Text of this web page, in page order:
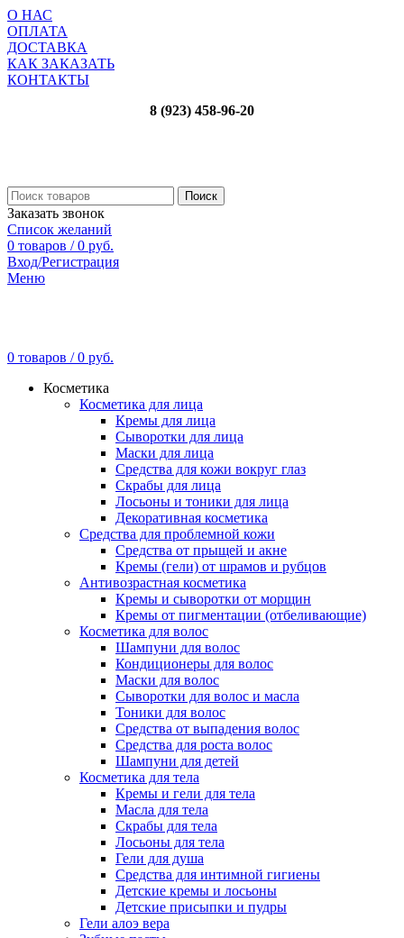
О НАС
ОПЛАТА
ДОСТАВКА
КАК ЗАКАЗАТЬ
КОНТАКТЫ
8 (923) 458-96-20
Поиск
Заказать звонок
Список желаний
0 товаров / 0 руб.
Вход/Регистрация
Меню
0 товаров / 0 руб.
Косметика
Косметика для лица
Кремы для лица
Сыворотки для лица
Маски для лица
Средства для кожи вокруг глаз
Скрабы для лица
Лосьоны и тоники для лица
Декоративная косметика
Средства для проблемной кожи
Средства от прыщей и акне
Кремы (гели) от шрамов и рубцов
Антивозрастная косметика
Кремы и сыворотки от морщин
Кремы от пигментации (отбеливающие)
Косметика для волос
Шампуни для волос
Кондиционеры для волос
Маски для волос
Сыворотки для волос и масла
Тоники для волос
Средства от выпадения волос
Средства для роста волос
Шампуни для детей
Косметика для тела
Кремы и гели для тела
Масла для тела
Скрабы для тела
Лосьоны для тела
Гели для душа
Средства для интимной гигиены
Детские кремы и лосьоны
Детские присыпки и пудры
Гели алоэ вера